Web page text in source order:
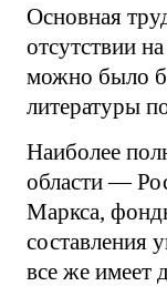
Основная
отсутствии
можно было
литературы
Наиболее
области —
Маркса,
составления
все же имеет